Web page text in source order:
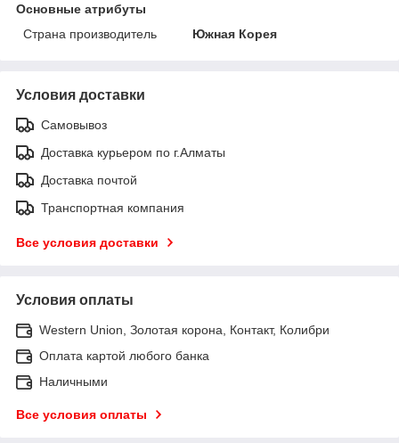
Основные атрибуты
Страна производитель
Южная Корея
Условия доставки
Самовывоз
Доставка курьером по г.Алматы
Доставка почтой
Транспортная компания
Все условия доставки
Условия оплаты
Western Union, Золотая корона, Контакт, Колибри
Оплата картой любого банка
Наличными
Все условия оплаты